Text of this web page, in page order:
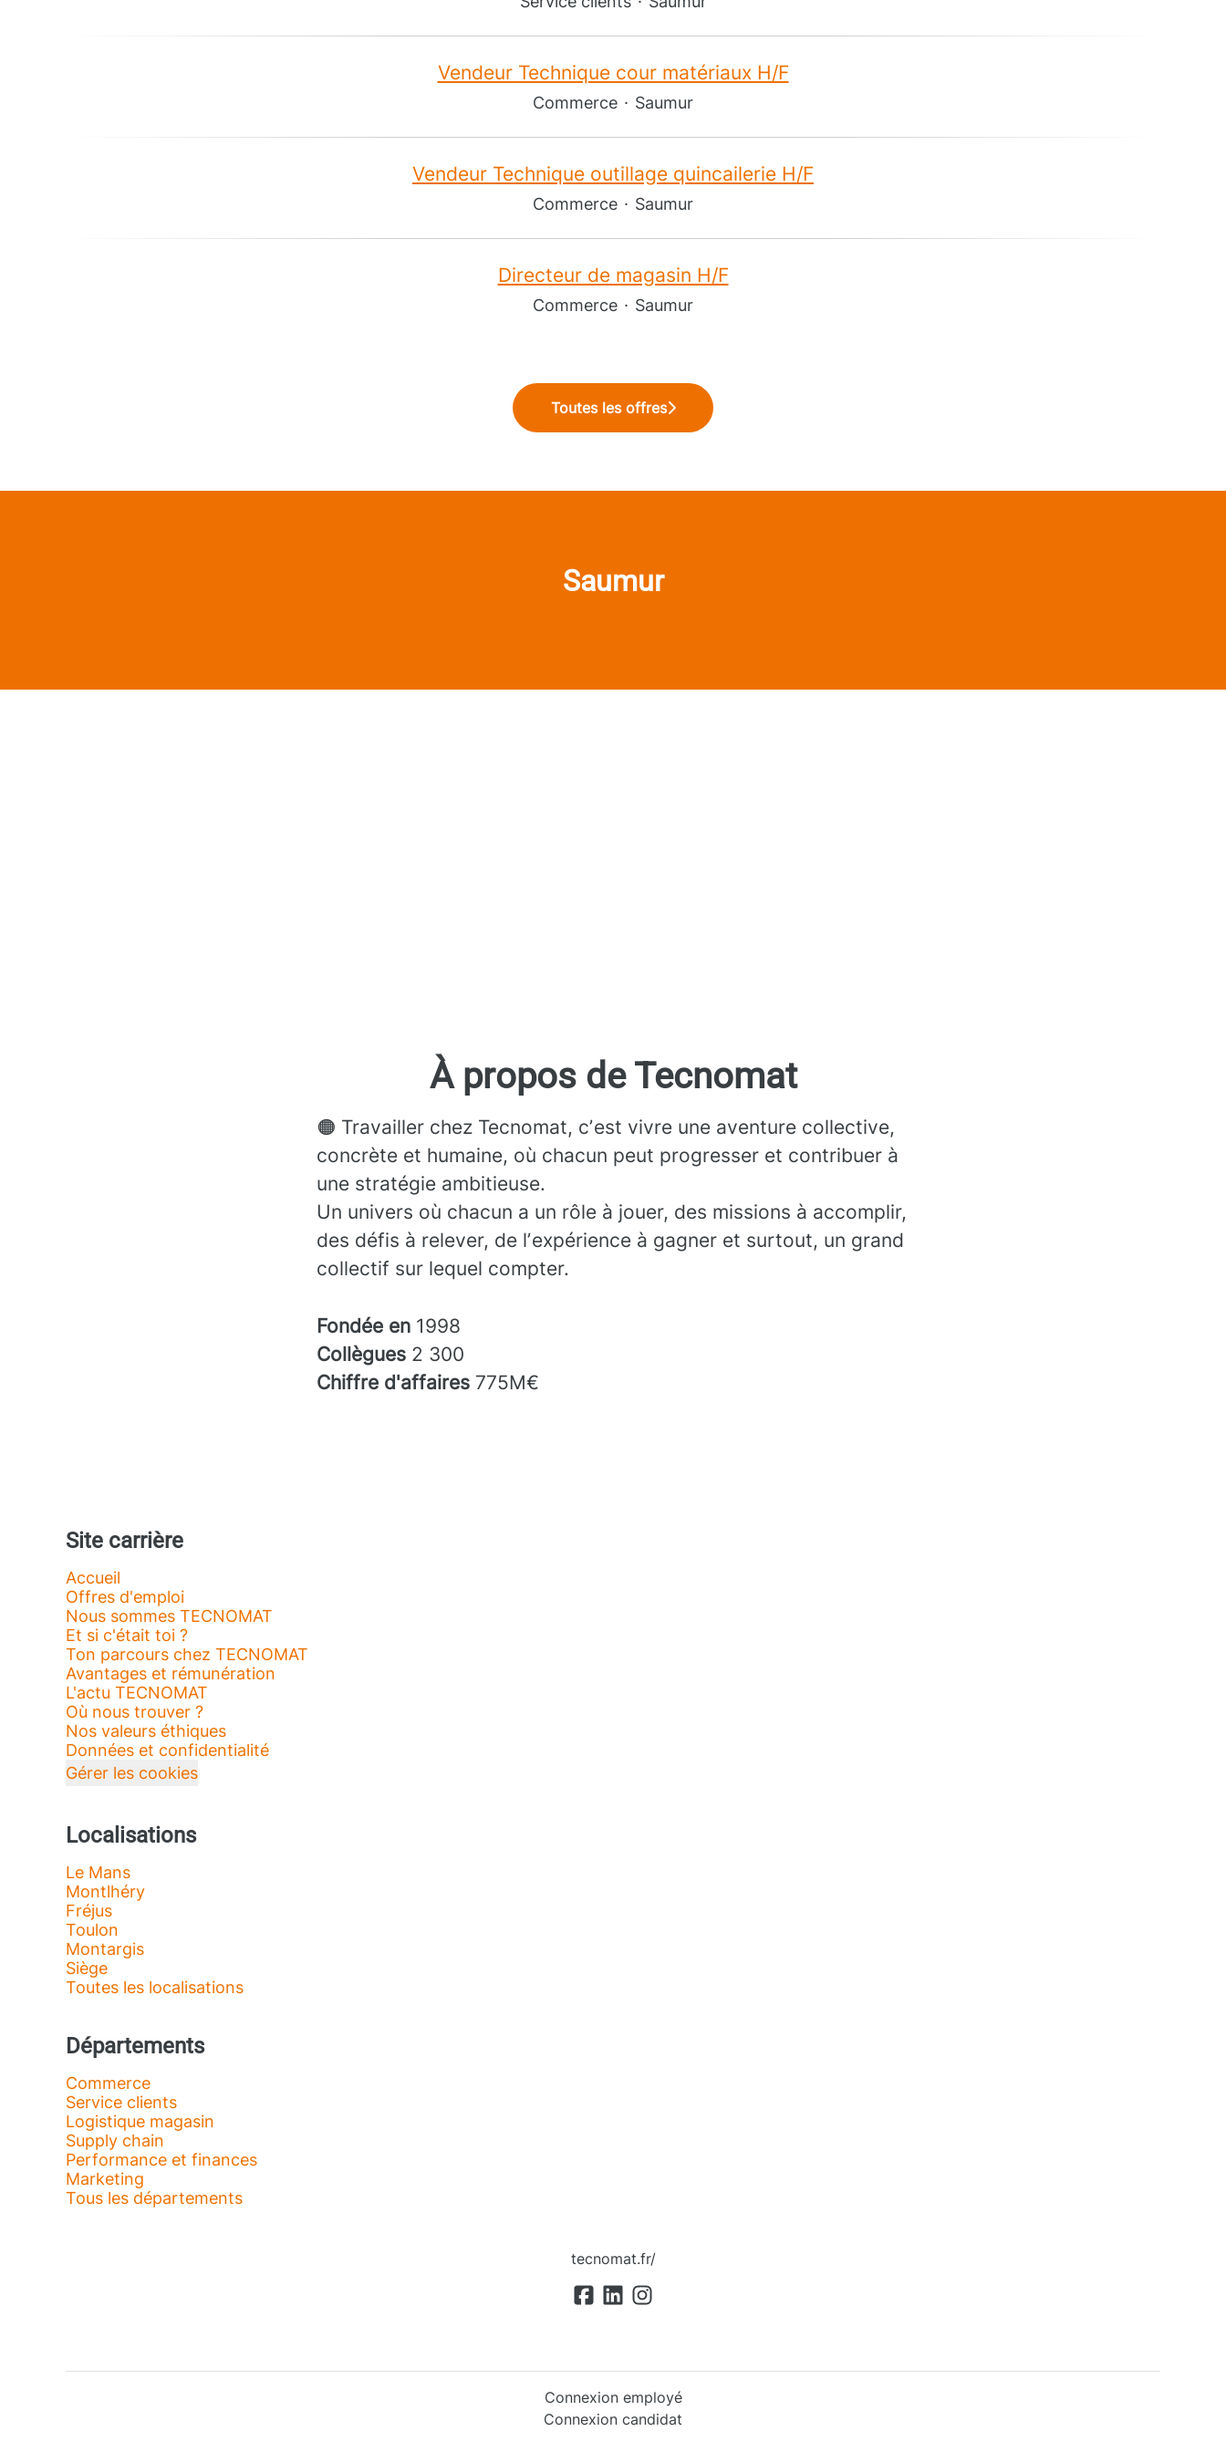
Vendeur Technique cour matériaux H/F
Commerce · Saumur
Vendeur Technique outillage quincailerie H/F
Commerce · Saumur
Directeur de magasin H/F
Commerce · Saumur
Toutes les offres
Saumur
À propos de Tecnomat
🟠 Travailler chez Tecnomat, cʼest vivre une aventure collective,
concrète et humaine, où chacun peut progresser et contribuer à
une stratégie ambitieuse.
Un univers où chacun a un rôle à jouer, des missions à accomplir,
des défis à relever, de lʼexpérience à gagner et surtout, un grand
collectif sur lequel compter.
Fondée en 1998
Collègues 2 300
Chiffre d'affaires 775M€
Site carrière
Accueil
Offres d'emploi
Nous sommes TECNOMAT
Et si c'était toi ?
Ton parcours chez TECNOMAT
Avantages et rémunération
L'actu TECNOMAT
Où nous trouver ?
Nos valeurs éthiques
Données et confidentialité
Gérer les cookies
Localisations
Le Mans
Montlhéry
Fréjus
Toulon
Montargis
Siège
Toutes les localisations
Départements
Commerce
Service clients
Logistique magasin
Supply chain
Performance et finances
Marketing
Tous les départements
tecnomat.fr/
Connexion employé
Connexion candidat